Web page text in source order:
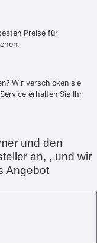
Preise für
Wir verschicken sie
erhalten Sie Ihr
und den
an, , und wir
Angebot